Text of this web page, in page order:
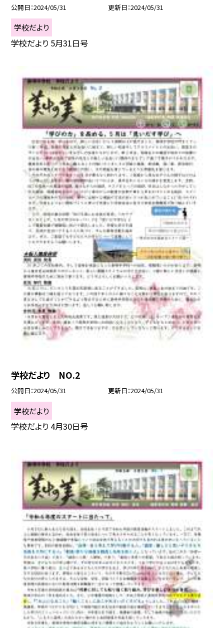
公開日 2024/05/31 更新日 2024/05/31
学校だより
学校だより 5月31日号
学校だより NO.2
公開日 2024/05/31 更新日 2024/05/31
学校だより
学校だより 4月30日号